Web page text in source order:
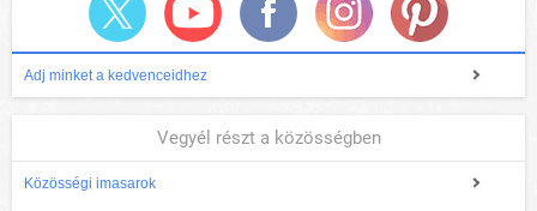
Adj minket a kedvenceidhez
Vegyél részt a közösségben
Közösségi imasarok